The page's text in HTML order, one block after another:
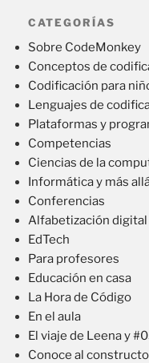
CATEGORÍAS
Sobre CodeMonkey
Conceptos de
Codificación para
Lenguajes de
Plataformas y
Competencias
Ciencias de la
Informática y más
Conferencias
Alfabetización digital
EdTech
Para profesores
Educación en casa
La Hora de Código
En el aula
El viaje de Leena y
Conoce al